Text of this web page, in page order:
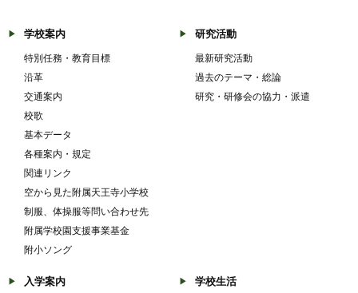
学校案内
特別任務・教育目標
沿革
交通案内
校歌
基本データ
各種案内・規定
関連リンク
空から見た附属天王寺小学校
制服、体操服等問い合わせ先
附属学校園支援事業基金
附小ソング
研究活動
最新研究活動
過去のテーマ・総論
研究・研修会の協力・派遣
入学案内 学校生活